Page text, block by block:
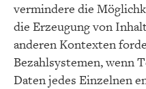
vermindere die
die Erzeugung von
anderen Kontexten
Bezahlsystemen, wenn
Daten jedes Einzelnen